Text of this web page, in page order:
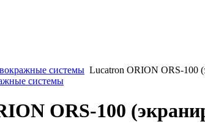
системы Lucatron ORION ORS-100
системы
ORS-100